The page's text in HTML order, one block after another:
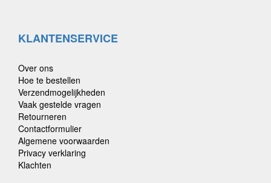
KLANTENSERVICE
Over ons
Hoe te bestellen
Verzendmogelijkheden
Vaak gestelde vragen
Retourneren
Contactformulier
Algemene voorwaarden
Privacy verklaring
Klachten